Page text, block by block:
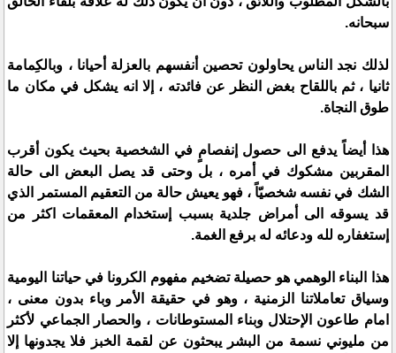
سبحانه.
لذلك نجد الناس يحاولون تحصين أنفسهم بالعزلة أحيانا ، وبالكِمامة
ثانيا ، ثم باللقاح بغض النظر عن فائدته ، إلا انه يشكل في مكان ما
طوق النجاة.
هذا أيضاً يدفع الى حصول إنفصامٍ في الشخصية بحيث يكون أقرب
المقربين مشكوك في أمره ، بل وحتى قد يصل البعض الى حالة
الشك في نفسه شخصيّاً ، فهو يعيش حالة من التعقيم المستمر الذي
قد يسوقه الى أمراض جلدية بسبب إستخدام المعقمات اكثر من
إستغفاره لله ودعائه له برفع الغمة.
هذا البناء الوهمي هو حصيلة تضخيم مفهوم الكرونا في حياتنا اليومية
وسياق تعاملاتنا الزمنية ، وهو في حقيقة الأمر وباء بدون معنى ،
امام طاعون الإحتلال وبناء المستوطانات ، والحصار الجماعي لأكثر
من مليوني نسمة من البشر يبحثون عن لقمة الخبز فلا يجدونها إلا